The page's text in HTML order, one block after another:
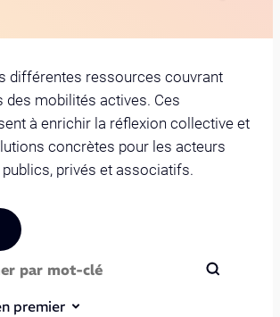
différentes ressources couvrant
des mobilités actives. Ces
à enrichir la réflexion collective et
concrètes pour les acteurs
privés et associatifs.
premier